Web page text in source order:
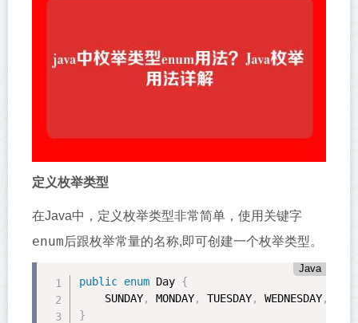
定义枚举类型
在Java中，定义枚举类型非常简单，使用关键字
enum后跟枚举常量的名称,即可创建一个枚举类型。
Java
public enum Day {
    SUNDAY
, MONDAY, TUESDAY, WEDNESDAY,
}